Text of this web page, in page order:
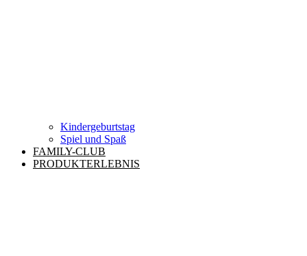
Kindergeburtstag
Spiel und Spaß
FAMILY-CLUB
PRODUKTERLEBNIS